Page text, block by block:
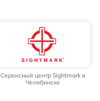
Сервисный центр Sightmark в
Челябинске